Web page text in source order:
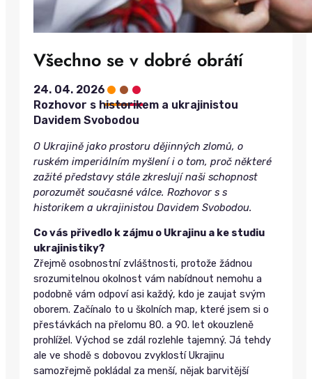
Všechno se v dobré obrátí
24. 04. 2026•••
Rozhovor s historikem a ukrajinistou
Davidem Svobodou
O Ukrajině jako prostoru dějinných zlomů, o
ruském imperiálním myšlení i o tom, proč některé
zažité představy stále zkreslují naši schopnost
porozumět současné válce. Rozhovor s s
historikem a ukrajinistou Davidem Svobodou.
Co vás přivedlo k zájmu o Ukrajinu a ke studiu
ukrajinistiky?
Zřejmě osobnostní zvláštnosti, protože žádnou
srozumitelnou okolnost vám nabídnout nemohu a
podobně vám odpoví asi každý, kdo je zaujat svým
oborem. Začínalo to u školních map, které jsem si o
přestávkách na přelomu 80. a 90. let okouzleně
prohlížel. Východ se zdál rozlehle tajemný. Já tehdy
ale ve shodě s dobovou zvyklostí Ukrajinu
samozřejmě pokládal za menší, nějak barvitější